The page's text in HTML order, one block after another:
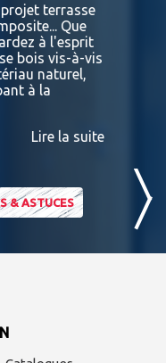
terrasse
Que
à l'esprit
bois vis-à-vis
naturel,
à la
Lire la suite
& ASTUCES